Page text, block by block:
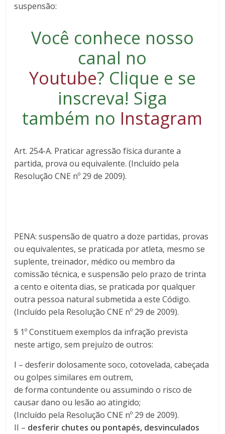
suspensão:
Você conhece nosso
canal no
Youtube? Clique e se
inscreva! Siga
também no Instagram
Art. 254-A. Praticar agressão física durante a
partida, prova ou equivalente. (Incluído pela
Resolução CNE nº 29 de 2009).
PENA: suspensão de quatro a doze partidas, provas
ou equivalentes, se praticada por atleta, mesmo se
suplente, treinador, médico ou membro da
comissão técnica, e suspensão pelo prazo de trinta
a cento e oitenta dias, se praticada por qualquer
outra pessoa natural submetida a este Código.
(Incluído pela Resolução CNE nº 29 de 2009).
§ 1º Constituem exemplos da infração prevista
neste artigo, sem prejuízo de outros:
I – desferir dolosamente soco, cotovelada, cabeçada
ou golpes similares em outrem,
de forma contundente ou assumindo o risco de
causar dano ou lesão ao atingido;
(Incluído pela Resolução CNE nº 29 de 2009).
II – desferir chutes ou pontapés, desvinculados